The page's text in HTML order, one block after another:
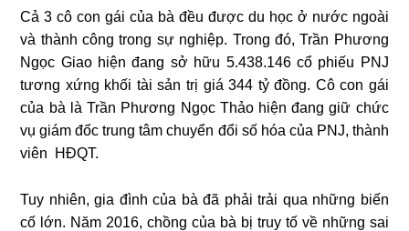
Cả 3 cô con gái của bà đều được du học ở nước ngoài
và thành công trong sự nghiệp. Trong đó, Trần Phương
Ngọc Giao hiện đang sở hữu 5.438.146 cổ phiếu PNJ
tương xứng khối tài sản trị giá 344 tỷ đồng. Cô con gái
của bà là Trần Phương Ngọc Thảo hiện đang giữ chức
vụ giám đốc trung tâm chuyển đổi số hóa của PNJ, thành
viên HĐQT.
Tuy nhiên, gia đình của bà đã phải trải qua những biến
cố lớn. Năm 2016, chồng của bà bị truy tố về những sai